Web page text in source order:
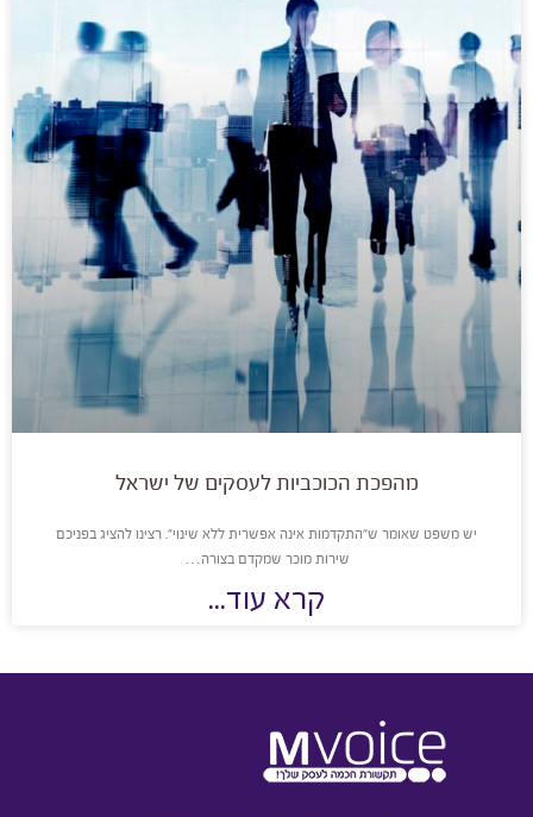
מהפכת הכוכביות לעסקים של ישראל
יש משפט שאומר ש”התקדמות אינה אפשרית ללא שינוי”. רצינו להציג בפניכם
שירות מוכר שמקדם בצורה…
קרא עוד...